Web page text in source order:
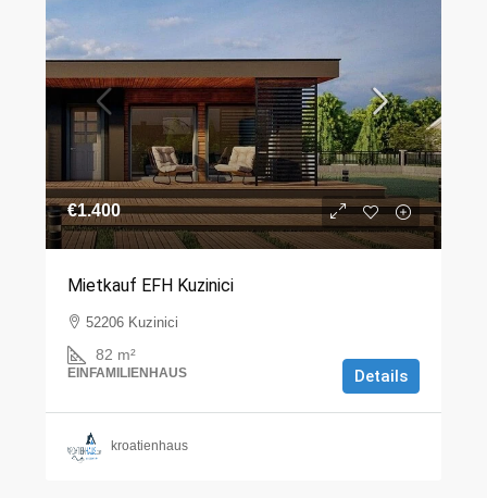
€1.400
Mietkauf EFH Kuzinici
52206 Kuzinici
82 m²
EINFAMILIENHAUS Details
kroatienhaus